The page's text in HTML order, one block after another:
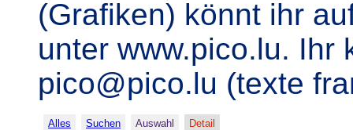
(Grafiken) könnt ihr
unter www.pico.lu. Ihr
pico@pico.lu (texte
Alles Suchen Auswahl Detail